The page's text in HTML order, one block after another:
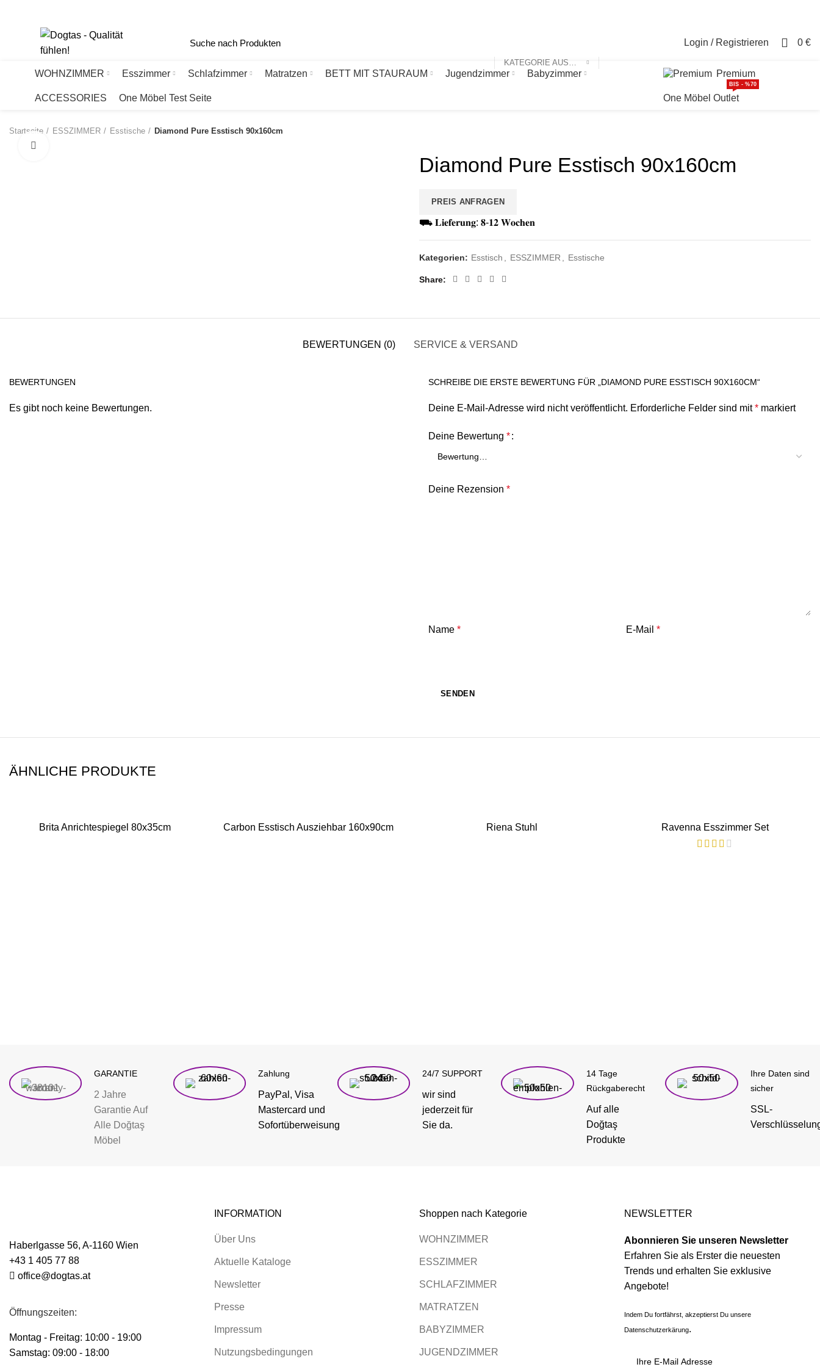
KATEGORIE AUSWÄHLEN
Login / Registrieren 0 €
WOHNZIMMER Esszimmer Schlafzimmer Matratzen BETT MIT STAURAUM Jugendzimmer Babyzimmer
ACCESSORIES One Möbel Test Seite
Premium
One Möbel Outlet
BIS - %70
Startseite ESSZIMMER Esstische
Diamond Pure Esstisch 90x160cm
Diamond Pure Esstisch 90x160cm
PREIS ANFRAGEN
⛟ 𝐋𝐢𝐞𝐟𝐞𝐫𝐮𝐧𝐠: 𝟖-𝟏𝟐 𝐖𝐨𝐜𝐡𝐞𝐧
Kategorien: Esstisch ESSZIMMER Esstische
Share
BEWERTUNGEN (0) SERVICE & VERSAND
BEWERTUNGEN
Es gibt noch keine Bewertungen.
SCHREIBE DIE ERSTE BEWERTUNG FÜR „DIAMOND PURE ESSTISCH 90X160CM“
Deine E-Mail-Adresse wird nicht veröffentlicht. Erforderliche Felder sind mit* markiert
Deine Bewertung *
Deine Rezension *
Name * E-Mail *
ÄHNLICHE PRODUKTE
Brita Anrichtespiegel 80x35cm Carbon Esstisch Ausziehbar 160x90cm Riena Stuhl Ravenna Esszimmer Set
GARANTIE
2 Jahre
Garantie Auf
Alle Doğtaş
Möbel
Zahlung
PayPal, Visa
Mastercard und
Sofortüberweisung
24/7 SUPPORT
wir sind
jederzeit für
Sie da.
14 Tage
Rückgaberecht
Auf alle
Doğtaş
Produkte
Ihre Daten sind
sicher
SSL-
Haberlgasse 56, A-1160 Wien
+43 1 405 77 88
office@dogtas.at
Öffnungszeiten:
Montag - Freitag: 10:00 - 19:00
Samstag: 09:00 - 18:00
INFORMATION
Über Uns
Aktuelle Kataloge
Newsletter
Presse
Impressum
Nutzungsbedingungen
Shoppen nach Kategorie
WOHNZIMMER
ESSZIMMER
SCHLAFZIMMER
MATRATZEN
BABYZIMMER
JUGENDZIMMER
NEWSLETTER
Abonnieren Sie unseren Newsletter
Erfahren Sie als Erster die neuesten
Trends und erhalten Sie exklusive
Angebote!
Indem Du fortfährst, akzeptierst Du unsere
Datenschutzerkärung.